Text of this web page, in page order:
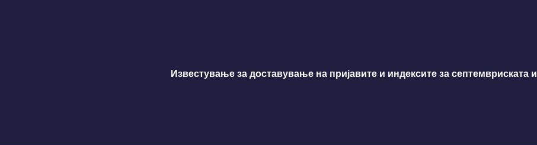
Известување за доставување на пријавите и индексите за септемвриската